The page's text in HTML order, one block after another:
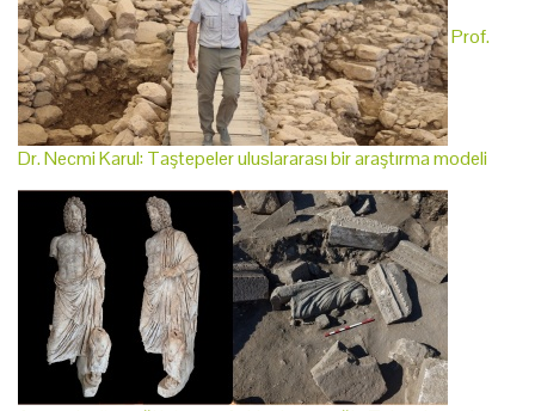
Prof.
Dr. Necmi Karul: Taştepeler uluslararası bir araştırma modeli